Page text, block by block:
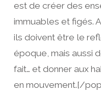
est de créer des
immuables et figés.
ils doivent être le
époque, mais aussi
fait… et donner aux
en mouvement.[/